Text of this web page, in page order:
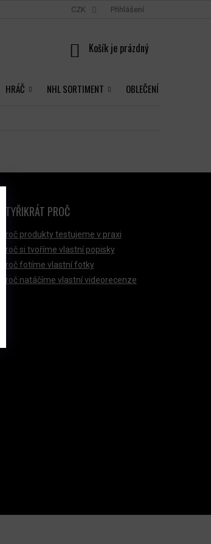
CZK Přihlášení
NÁKUPNÍ
HRÁČ NHL SORTIMENT OBLEČENÍ
ČTYŘIKRÁT PROČ
Proč produkty testujeme v praxi
Proč si tvoříme vlastní popisky
Proč fotíme vlastní fotky
Proč natáčíme vlastní videorecenze